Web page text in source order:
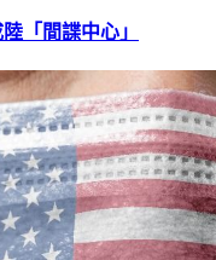
「間諜中心」